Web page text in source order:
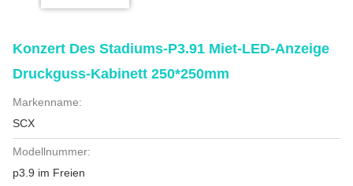
Konzert Des Stadiums-P3.91 Miet-LED-Anzeige
Druckguss-Kabinett 250*250mm
Markenname:
SCX
Modellnummer:
p3.9 im Freien